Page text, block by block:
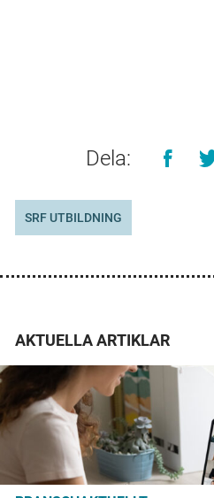
Dela:
SRF UTBILDNING
AKTUELLA ARTIKLAR